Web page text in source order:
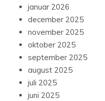
januar 2026
december 2025
november 2025
oktober 2025
september 2025
august 2025
juli 2025
juni 2025